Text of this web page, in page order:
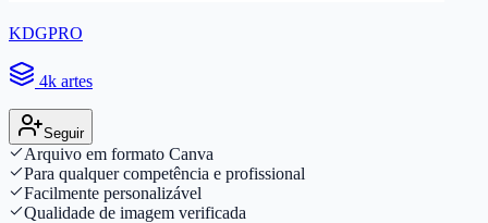
KDGPRO
4k artes
Seguir
Arquivo em formato Canva
Para qualquer competência e profissional
Facilmente personalizável
Qualidade de imagem verificada